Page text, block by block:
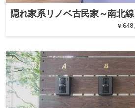
隠れ家系リノベ古民家～南北
￥